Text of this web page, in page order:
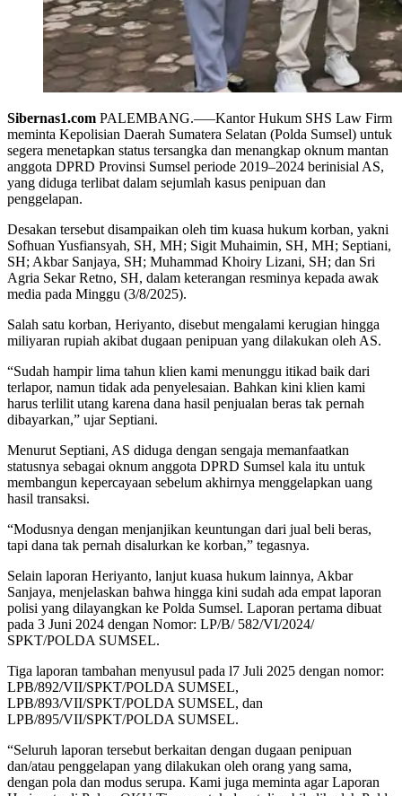
Sibernas1.com PALEMBANG.—–Kantor Hukum SHS Law Firm
meminta Kepolisian Daerah Sumatera Selatan (Polda Sumsel) untuk
segera menetapkan status tersangka dan menangkap oknum mantan
anggota DPRD Provinsi Sumsel periode 2019–2024 berinisial AS,
yang diduga terlibat dalam sejumlah kasus penipuan dan
penggelapan.
Desakan tersebut disampaikan oleh tim kuasa hukum korban, yakni
Sofhuan Yusfiansyah, SH, MH; Sigit Muhaimin, SH, MH; Septiani,
SH; Akbar Sanjaya, SH; Muhammad Khoiry Lizani, SH; dan Sri
Agria Sekar Retno, SH, dalam keterangan resminya kepada awak
media pada Minggu (3/8/2025).
Salah satu korban, Heriyanto, disebut mengalami kerugian hingga
miliyaran rupiah akibat dugaan penipuan yang dilakukan oleh AS.
“Sudah hampir lima tahun klien kami menunggu itikad baik dari
terlapor, namun tidak ada penyelesaian. Bahkan kini klien kami
harus terlilit utang karena dana hasil penjualan beras tak pernah
dibayarkan,” ujar Septiani.
Menurut Septiani, AS diduga dengan sengaja memanfaatkan
statusnya sebagai oknum anggota DPRD Sumsel kala itu untuk
membangun kepercayaan sebelum akhirnya menggelapkan uang
hasil transaksi.
“Modusnya dengan menjanjikan keuntungan dari jual beli beras,
tapi dana tak pernah disalurkan ke korban,” tegasnya.
Selain laporan Heriyanto, lanjut kuasa hukum lainnya, Akbar
Sanjaya, menjelaskan bahwa hingga kini sudah ada empat laporan
polisi yang dilayangkan ke Polda Sumsel. Laporan pertama dibuat
pada 3 Juni 2024 dengan Nomor: LP/B/ 582/VI/2024/
SPKT/POLDA SUMSEL.
Tiga laporan tambahan menyusul pada l7 Juli 2025 dengan nomor:
LPB/892/VII/SPKT/POLDA SUMSEL,
LPB/893/VII/SPKT/POLDA SUMSEL, dan
LPB/895/VII/SPKT/POLDA SUMSEL.
“Seluruh laporan tersebut berkaitan dengan dugaan penipuan
dan/atau penggelapan yang dilakukan oleh orang yang sama,
dengan pola dan modus serupa. Kami juga meminta agar Laporan